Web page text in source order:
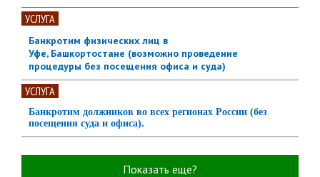
УСЛУГА
Банкротим физических лиц в
Уфе, Башкортостане (возможно проведение
процедуры без посещения офиса и суда)
УСЛУГА
Банкротим должников во всех регионах России (без
посещения суда и офиса).
Показать еще?